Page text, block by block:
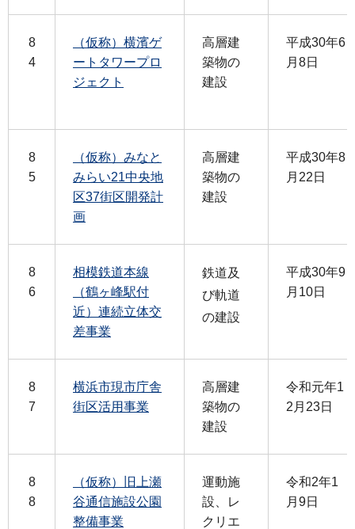
8
4
（仮称）横濱ゲ
ートタワープロ
ジェクト
高層建
築物の
建設
平成30年6
月8日
8
5
（仮称）みなと
みらい21中央地
区37街区開発計
画
高層建
築物の
建設
平成30年8
月22日
8
6
相模鉄道本線
（鶴ヶ峰駅付
近）連続立体交
差事業
鉄道及
び軌道
の建設
平成30年9
月10日
8
7
横浜市現市庁舎
街区活用事業
高層建
築物の
建設
令和元年1
2月23日
8
8
（仮称）旧上瀬
谷通信施設公園
整備事業
運動施
設、レ
クリエ
令和2年1
月9日